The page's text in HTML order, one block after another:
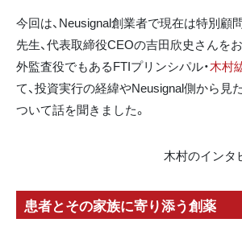
今回は、Neusignal創業者で現在は特別顧
先生、代表取締役CEOの吉田欣史さんを
外監査役でもあるFTIプリンシパル・木村
て、投資実行の経緯やNeusignal側から見
ついて話を聞きました。
木村のインタ
患者とその家族に寄り添う創薬